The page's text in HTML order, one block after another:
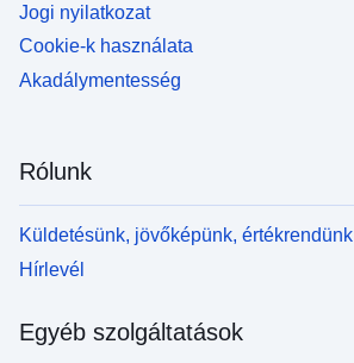
Jogi nyilatkozat
Cookie-k használata
Akadálymentesség
Rólunk
Küldetésünk, jövőképünk, értékrendünk
Hírlevél
Egyéb szolgáltatások